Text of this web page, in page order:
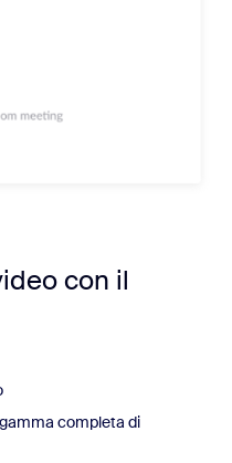
con il
completa di